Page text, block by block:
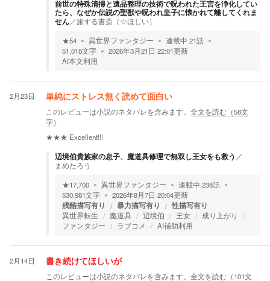
前世の特殊清掃と遺品整理の技術で呪われた王宮を浄化してい
たら、なぜか伝説の聖獣や呪われ皇子に懐かれて離してくれま
せん／旅する書斎（☆ほしい）
★54 異世界ファンタジー 連載中 21話
51,018文字 2026年3月21日 22:01更新
AI本文利用
2月23日 単純にストレス無く読めて面白い
このレビューは小説のネタバレを含みます。 全文を読む（58文
字）
★★★ Excellent!!!
辺境伯貴族家の息子、魔道具修理で無双し王女をも救う ／
まめたろう
★17,700 異世界ファンタジー 連載中 238話
530,981文字 2026年8月7日 20:04更新
残酷描写有り 暴力描写有り 性描写有り
異世界転生 魔道具 辺境伯 王女
成り上がり
ファンタジー
ラブコメ AI補助利用
2月14日 書き続けてほしいが
このレビューは小説のネタバレを含みます。 全文を読む（101文